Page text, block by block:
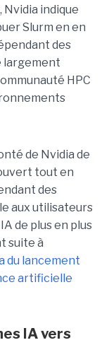
Nvidia indique
Slurm en en
des
largement
HPC
de Nvidia de
tout en
des
aux utilisateurs
de plus en plus
suite à
du lancement
artificielle
IA vers